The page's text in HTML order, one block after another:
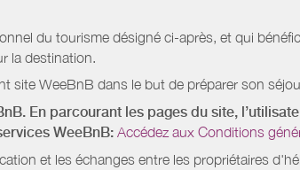
du tourisme désigné ci-après, et qui
la destination.
site WeeBnB dans le but de préparer son
En parcourant les pages du site,
WeeBnB: Accédez aux Conditions
et les échanges entre les propriétaires